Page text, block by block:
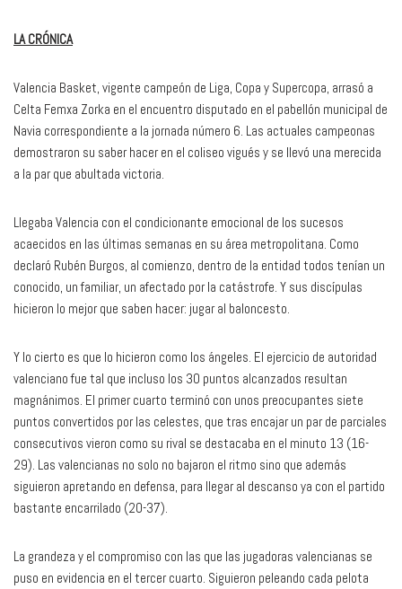
LA CRÓNICA
Valencia Basket, vigente campeón de Liga, Copa y Supercopa, arrasó a
Celta Femxa Zorka en el encuentro disputado en el pabellón municipal de
Navia correspondiente a la jornada número 6. Las actuales campeonas
demostraron su saber hacer en el coliseo vigués y se llevó una merecida
a la par que abultada victoria.
Llegaba Valencia con el condicionante emocional de los sucesos
acaecidos en las últimas semanas en su área metropolitana. Como
declaró Rubén Burgos, al comienzo, dentro de la entidad todos tenían un
conocido, un familiar, un afectado por la catástrofe. Y sus discípulas
hicieron lo mejor que saben hacer: jugar al baloncesto.
Y lo cierto es que lo hicieron como los ángeles. El ejercicio de autoridad
valenciano fue tal que incluso los 30 puntos alcanzados resultan
magnánimos. El primer cuarto terminó con unos preocupantes siete
puntos convertidos por las celestes, que tras encajar un par de parciales
consecutivos vieron como su rival se destacaba en el minuto 13 (16-
29). Las valencianas no solo no bajaron el ritmo sino que además
siguieron apretando en defensa, para llegar al descanso ya con el partido
bastante encarrilado (20-37).
La grandeza y el compromiso con las que las jugadoras valencianas se
puso en evidencia en el tercer cuarto. Siguieron peleando cada pelota